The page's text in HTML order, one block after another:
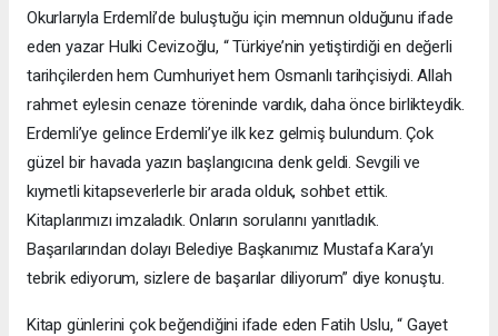
Okurlarıyla Erdemli’de buluştuğu için memnun olduğunu ifade
eden yazar Hulki Cevizoğlu, “ Türkiye’nin yetiştirdiği en değerli
tarihçilerden hem Cumhuriyet hem Osmanlı tarihçisiydi. Allah
rahmet eylesin cenaze töreninde vardık, daha önce birlikteydik.
Erdemli’ye gelince Erdemli’ye ilk kez gelmiş bulundum. Çok
güzel bir havada yazın başlangıcına denk geldi. Sevgili ve
kıymetli kitapseverlerle bir arada olduk, sohbet ettik.
Kitaplarımızı imzaladık. Onların sorularını yanıtladık.
Başarılarından dolayı Belediye Başkanımız Mustafa Kara’yı
tebrik ediyorum, sizlere de başarılar diliyorum” diye konuştu.
Kitap günlerini çok beğendiğini ifade eden Fatih Uslu, “ Gayet